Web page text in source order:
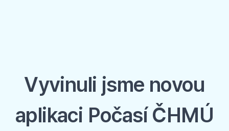
Vyvinuli jsme novou
aplikaci Počasí ČHMÚ